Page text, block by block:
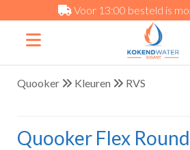
Voor 13:00 besteld is
Quooker Kleuren RVS
Quooker Flex